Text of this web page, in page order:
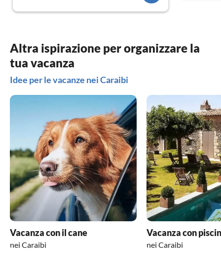
Altra ispirazione per organizzare la
tua vacanza
Idee per le vacanze nei Caraibi
Vacanza con il cane
nei Caraibi
Vacanza con
nei Caraibi